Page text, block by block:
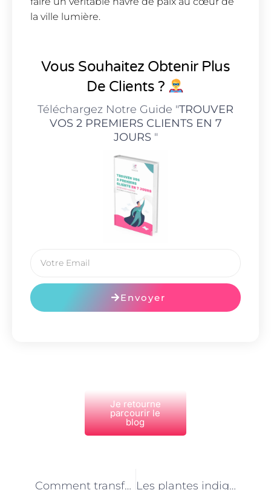
la ville lumière.
Vous Souhaitez Obtenir Plus
De Clients ?
Téléchargez Notre Guide "TROUVER
VOS 2 PREMIERS CLIENTS EN 7
JOURS"
Envoyer
Je retourne
parcourir le
blog
Comment transformer un balcon en oasis de verdure à Paris ? Les conseils d’un jardinier paysagiste Les plantes indigènes pour un jardin écologique à Paris : recommandations d’un professionnel